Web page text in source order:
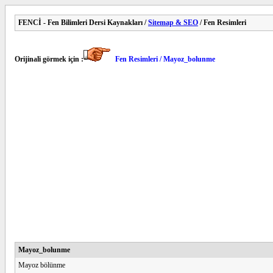
FENCİ - Fen Bilimleri Dersi Kaynakları /Sitemap & SEO / Fen Resimleri
Orijinali görmek için : Fen Resimleri / Mayoz_bolunme
Mayoz_bolunme
Mayoz bölünme